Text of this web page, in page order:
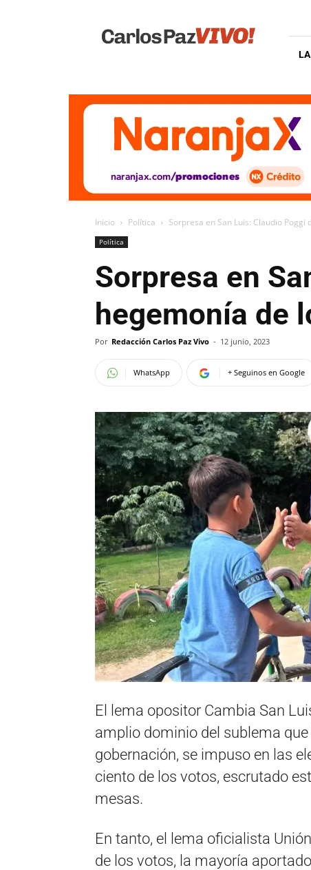
Vivo
Inicio Política Sorpresa en San Luis: Claudio
Política
Sorpresa en
hegemonía de
Por Redacción Carlos Paz Vivo - 12 junio, 2023
WhatsApp + Seguinos en Google
El lema opositor Cambia San
amplio dominio del sublema
gobernación, se impuso en las
ciento de los votos, escrutado
mesas.
En tanto, el lema oficialista
de los votos, la mayoría